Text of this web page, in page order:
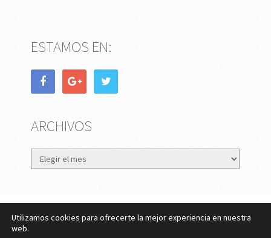
ESTAMOS EN:
ARCHIVOS
Archivos
eMujer.com
Copyright © 2026.
Utilizamos cookies para ofrecerte la mejor experiencia en nuestra
web.